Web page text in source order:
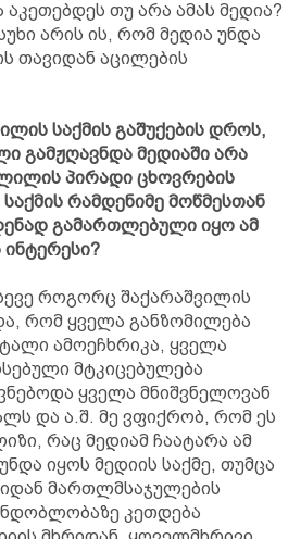
აკეთებდეს თუ არა ამას მედია?
არის ის, რომ მედია უნდა
თავიდან აცილების
საქმის გაშუქების დროს,
გამჟღავნდა მედიაში არა
პირადი ცხოვრების
რამდენიმე მოწმესთან
გამართლებული იყო ამ
როგორც შაქარაშვილის
რომ ყველა განზომილება
ამოეჩხრიკა, ყველა
მტკიცებულება
ყველა მნიშვნელოვან
და ა.შ. მე ვფიქრობ, რომ ეს
რაც მედიამ ჩაატარა ამ
იყოს მედიის საქმე, თუმცა
მართლმსაჯულების
კეთდება